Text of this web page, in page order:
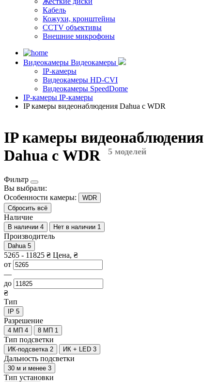
Кабель
Кожухи, кронштейны
CCTV объективы
Внешние микрофоны
Видеокамеры Видеокамеры
IP-камеры
Видеокамеры HD-CVI
Видеокамеры SpeedDome
IP-камеры IP-камеры
IP камеры видеонаблюдения Dahua с WDR
IP камеры видеонаблюдения
Dahua с WDR
5 моделей
Фильтр
Вы выбрали:
Особенности камеры:
WDR
Сбросить всё
Наличие
В наличии 4 Нет в наличии 1
Производитель
Dahua 5
5265 - 11825 ₴ Цена, ₴
от
—
до
₴
Тип
IP 5
Разрешение
4 МП 4 8 МП 1
Тип подсветки
ИК-подсветка 2 ИК + LED 3
Дальность подсветки
30 м и менее 3
Тип установки